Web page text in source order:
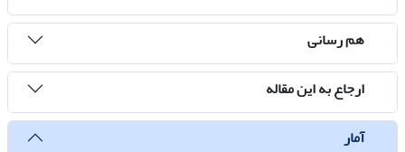
هم رسانی
ارجاع به این مقاله
آمار